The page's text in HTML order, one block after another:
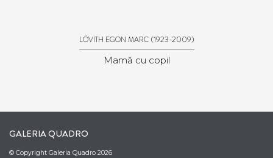
LÖVITH EGON MARC (1923-2009)
Mamă cu copil
GALERIA QUADRO
© Copyright Galeria Quadro 2026